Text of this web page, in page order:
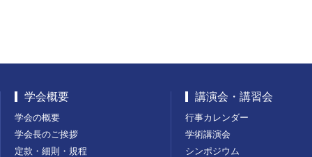
学会概要
学会の概要
学会長のご挨拶
定款・細則・規程
講演会・講習会
行事カレンダー
学術講演会
シンポジウム